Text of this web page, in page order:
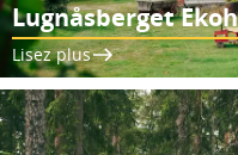
Lugnåsberget
Lisez plus